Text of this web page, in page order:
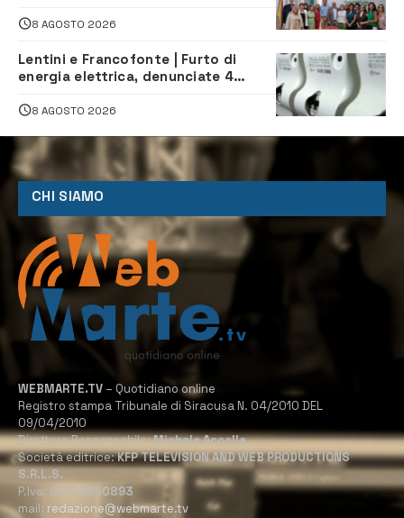
Servizio Legale
8 AGOSTO 2026
Lentini e Francofonte | Furto di
energia elettrica, denunciate 4
8 AGOSTO 2026
CHI SIAMO
WEBMARTE.TV – Quotidiano online
Registro stampa Tribunale di Siracusa N. 04/2010 DEL
09/04/2010
Direttore Responsabile:Michele Accolla
Società editrice:KFP TELEVISION AND WEB PRODUCTIONS
S.R.L.S.
P.Iva: 02184950893
mail: redazione@webmarte.tv